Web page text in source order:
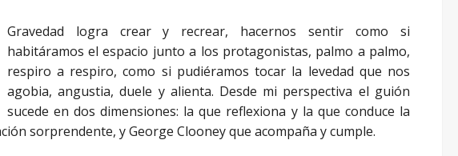
Gravedad logra crear y recrear, hacernos sentir como si
habitáramos el espacio junto a los protagonistas, palmo a palmo,
respiro a respiro, como si pudiéramos tocar la levedad que nos
agobia, angustia, duele y alienta. Desde mi perspectiva el guión
sucede en dos dimensiones: la que reflexiona y la que conduce la
sorprendente, y George Clooney que acompaña y cumple.